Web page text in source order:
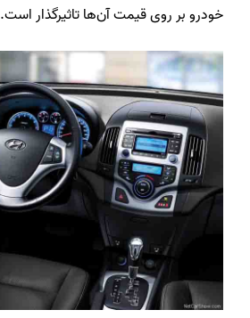
خودرو بر روی قیمت آن‌ها تاثیرگذار است.